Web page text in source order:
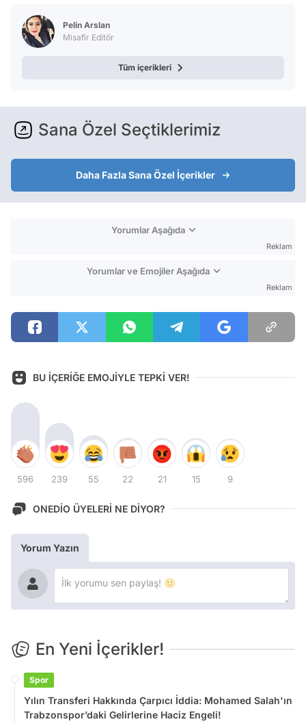
Pelin Arslan
Misafir Editör
Tüm içerikleri
Sana Özel Seçtiklerimiz
Daha Fazla Sana Özel İçerikler
Yorumlar Aşağıda
Reklam
Yorumlar ve Emojiler Aşağıda
Reklam
BU İÇERİĞE EMOJİYLE TEPKİ VER!
596 239 55 22 21 15 9
ONEDİO ÜYELERİ NE DİYOR?
Yorum Yazın
En Yeni İçerikler!
Spor
Yılın Transferi Hakkında Çarpıcı İddia: Mohamed Salah'ın
Trabzonspor’daki Gelirlerine Haciz Engeli!